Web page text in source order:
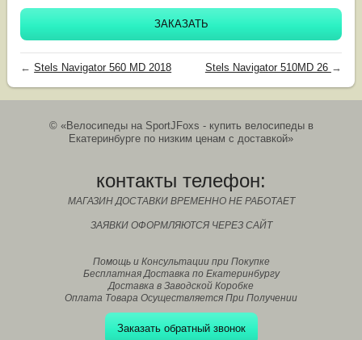
ЗАКАЗАТЬ
←Stels Navigator 560 MD 2018 Stels Navigator 510MD 26 →
© «Велосипеды на SportJFoxs - купить велосипеды в
Екатеринбурге по низким ценам с доставкой»
контакты телефон:
МАГАЗИН ДОСТАВКИ ВРЕМЕННО НЕ РАБОТАЕТ
ЗАЯВКИ ОФОРМЛЯЮТСЯ ЧЕРЕЗ САЙТ
Помощь и Консультации при Покупке
Бесплатная Доставка по Екатеринбургу
Доставка в Заводской Коробке
Оплата Товара Осуществляется При Получении
Заказать обратный звонок